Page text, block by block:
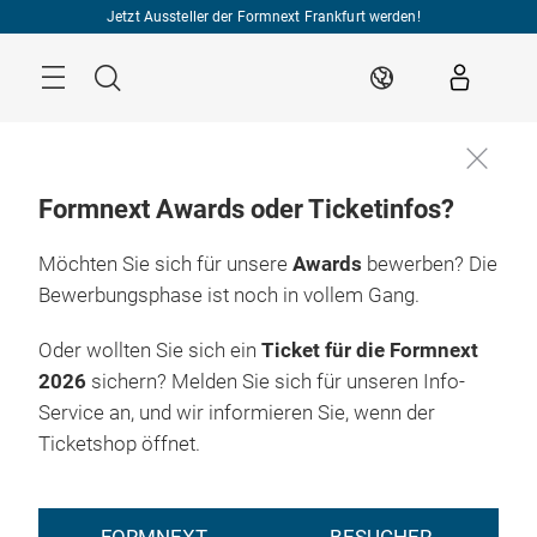
Jetzt Aussteller der Formnext Frankfurt werden!
Suche DE
Formnext Awards oder Ticketinfos?
Möchten Sie sich für unsere Awards bewerben? Die
Bewerbungsphase ist noch in vollem Gang.
Oder wollten Sie sich ein Ticket für die Formnext
2026 sichern? Melden Sie sich für unseren Info-
Service an, und wir informieren Sie, wenn der
Ticketshop öffnet.